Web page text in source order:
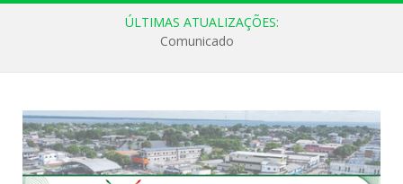
ÚLTIMAS ATUALIZAÇÕES:
Comunicado